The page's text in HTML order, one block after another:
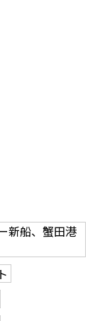
新船、蟹田港